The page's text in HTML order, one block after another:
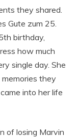
they shared.
Gute zum 25.
birthday,
how much
single day. She
they
into her life
of losing Marvin